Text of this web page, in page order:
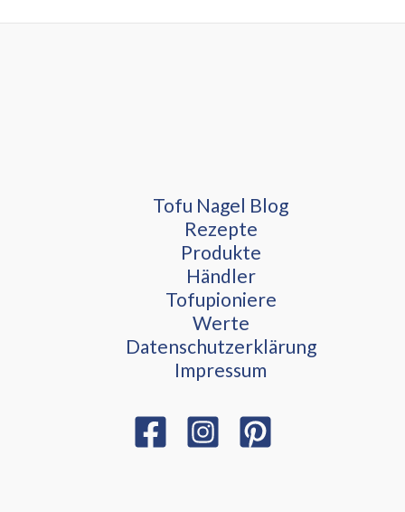
Tofu Nagel Blog
Rezepte
Produkte
Händler
Tofupioniere
Werte
Datenschutzerklärung
Impressum